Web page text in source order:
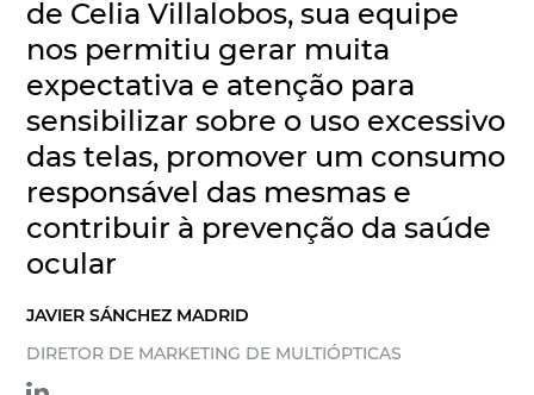
de Celia Villalobos, sua equipe
nos permitiu gerar muita
expectativa e atenção para
sensibilizar sobre o uso excessivo
das telas, promover um consumo
responsável das mesmas e
contribuir à prevenção da saúde
ocular
JAVIER SÁNCHEZ MADRID
DIRETOR DE MARKETING DE MULTIÓPTICAS